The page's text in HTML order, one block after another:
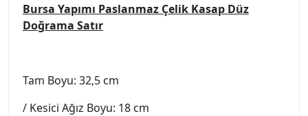
Bursa Yapımı Paslanmaz Çelik Kasap Düz
Doğrama Satır
Tam Boyu: 32,5 cm
/ Kesici Ağız Boyu: 18 cm